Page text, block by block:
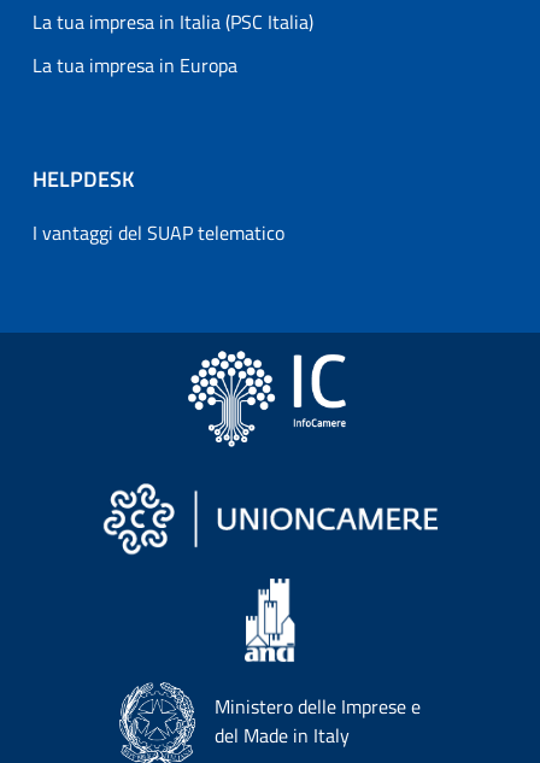
La tua impresa in Italia (PSC Italia)
La tua impresa in Europa
HELPDESK
I vantaggi del SUAP telematico
Ministero delle Imprese e
del Made in Italy